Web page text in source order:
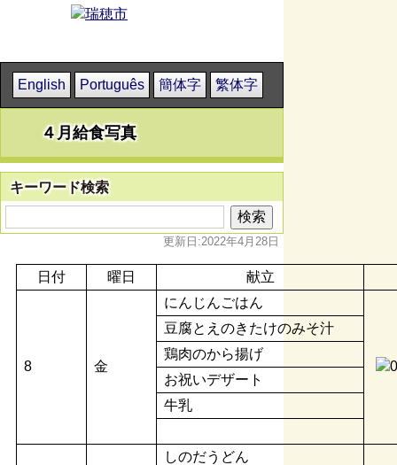
English Português 簡体字 繁体字
４月給食写真
キーワード検索
更新日:2022年4月28日
日付 曜日 献立
8 金
にんじんごはん
豆腐とえのきたけのみそ汁
鶏肉のから揚げ
お祝いデザート
牛乳
しのだうどん